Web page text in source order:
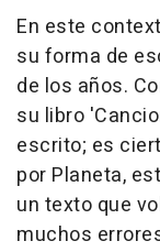
En este
su forma de
de los años.
su libro
escrito; es
por Planeta,
un texto que
muchos